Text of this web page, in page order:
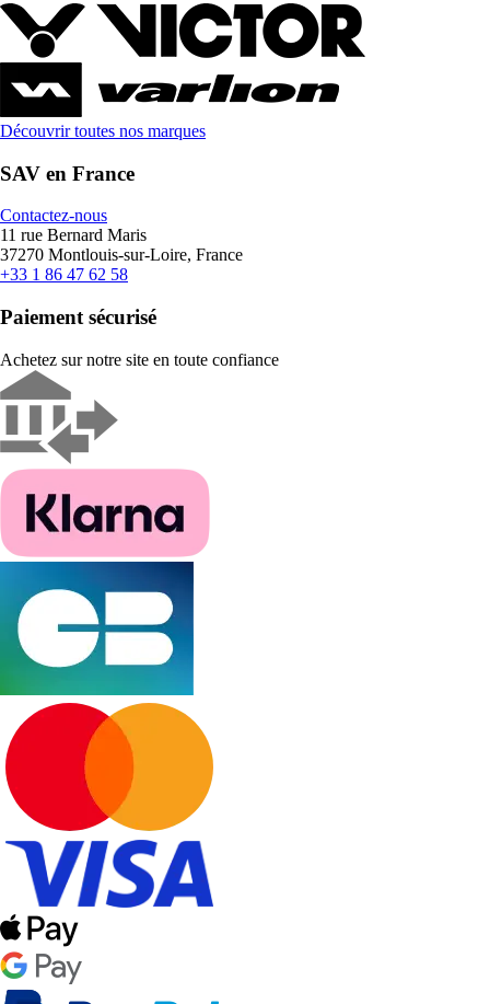
Découvrir toutes nos marques
SAV en France
Contactez-nous
11 rue Bernard Maris
37270 Montlouis-sur-Loire, France
+33 1 86 47 62 58
Paiement sécurisé
Achetez sur notre site en toute confiance